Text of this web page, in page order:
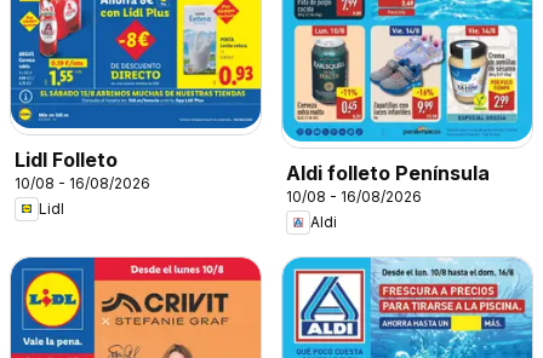
Lidl Folleto
10/08 - 16/08/2026
Lidl
Aldi folleto Península
10/08 - 16/08/2026
Aldi